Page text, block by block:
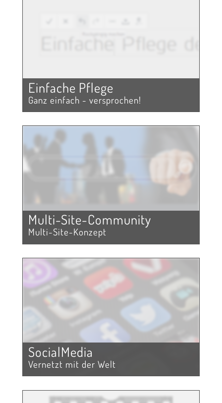
Einfache Pflege
Ganz einfach - versprochen!
Multi-Site-Community
Multi-Site-Konzept
SocialMedia
Vernetzt mit der Welt